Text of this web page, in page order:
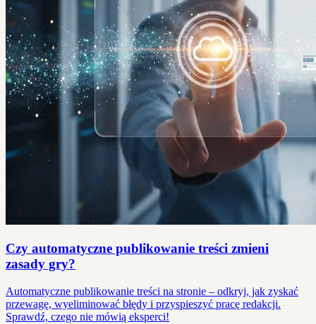
Czy automatyczne publikowanie treści zmieni
zasady gry?
Automatyczne publikowanie treści na stronie – odkryj, jak zyskać
przewagę, wyeliminować błędy i przyspieszyć pracę redakcji.
Sprawdź, czego nie mówią eksperci!